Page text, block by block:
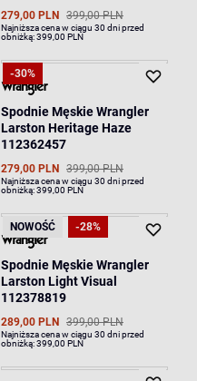
279,00 PLN 399,00 PLN
Najniższa cena w ciągu 30 dni przed
obniżką:399,00 PLN
-30%
Spodnie Męskie Wrangler
Larston Heritage Haze
112362457
279,00 PLN 399,00 PLN
Najniższa cena w ciągu 30 dni przed
obniżką:399,00 PLN
NOWOŚĆ -28%
Spodnie Męskie Wrangler
Larston Light Visual
112378819
289,00 PLN 399,00 PLN
Najniższa cena w ciągu 30 dni przed
obniżką:399,00 PLN